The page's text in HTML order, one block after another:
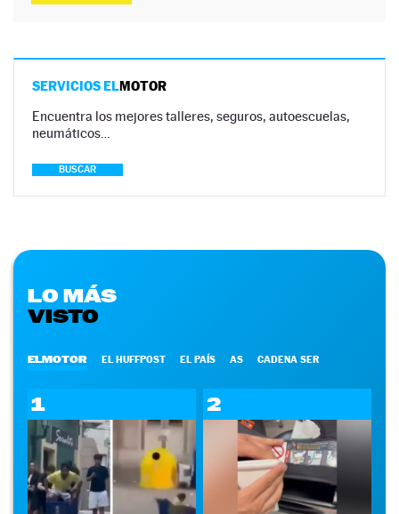
SERVICIOS ELMOTOR
Encuentra los mejores talleres, seguros, autoescuelas,
neumáticos…
BUSCAR
LO MÁS
VISTO
ELMOTOR EL HUFFPOST EL PAÍS AS CADENA SER
1 2